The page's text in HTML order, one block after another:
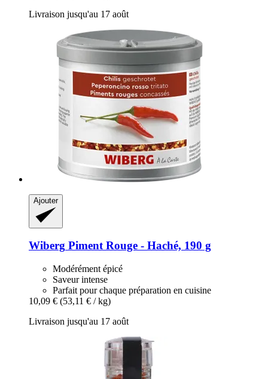
Livraison jusqu'au 17 août
Ajouter
Wiberg Piment Rouge -​ Haché, 190 g
Modérément épicé
Saveur intense
Parfait pour chaque préparation en cuisine
10,09 € (53,11 € / kg)
Livraison jusqu'au 17 août